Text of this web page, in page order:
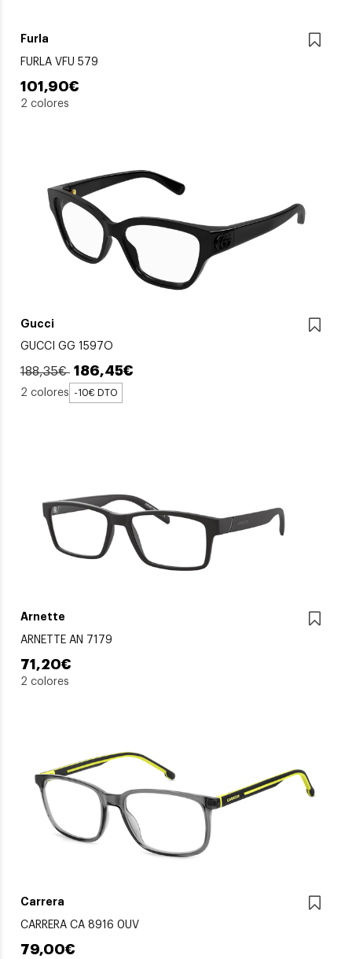
Furla
FURLA VFU 579
101,90€
2 colores
Gucci
GUCCI GG 1597O
188,35€ 186,45€
2 colores -10€ DTO
Arnette
ARNETTE AN 7179
71,20€
2 colores
Carrera
CARRERA CA 8916 0UV
79,00€